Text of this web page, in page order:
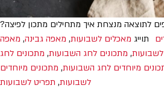
לתוצאה מנצחת איך מתחילים מתכון לפיצה?
תוייג מאכלים לשבועות, מאפה גבינה, מאפה
, מתכונים לחג השבועות, מתכונים לחג
מיוחדים לחג השבועות, מתכונים מיוחדים
לשבועות, תפריט לשבועות